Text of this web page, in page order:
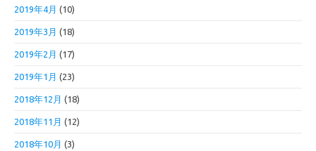
2019年4月 (10)
2019年3月 (18)
2019年2月 (17)
2019年1月 (23)
2018年12月 (18)
2018年11月 (12)
2018年10月 (3)